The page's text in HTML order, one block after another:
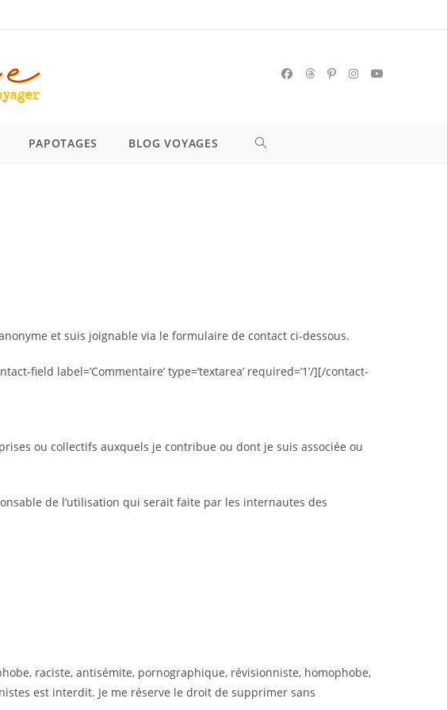
PAPOTAGES BLOG VOYAGES
et suis joignable via le formulaire de contact ci-dessous.
field label=’Commentaire’ type=’textarea’ required=’1’/][/contact-
ou collectifs auxquels je contribue ou dont je suis associée ou
de l’utilisation qui serait faite par les internautes des
raciste, antisémite, pornographique, révisionniste, homophobe,
est interdit. Je me réserve le droit de supprimer sans